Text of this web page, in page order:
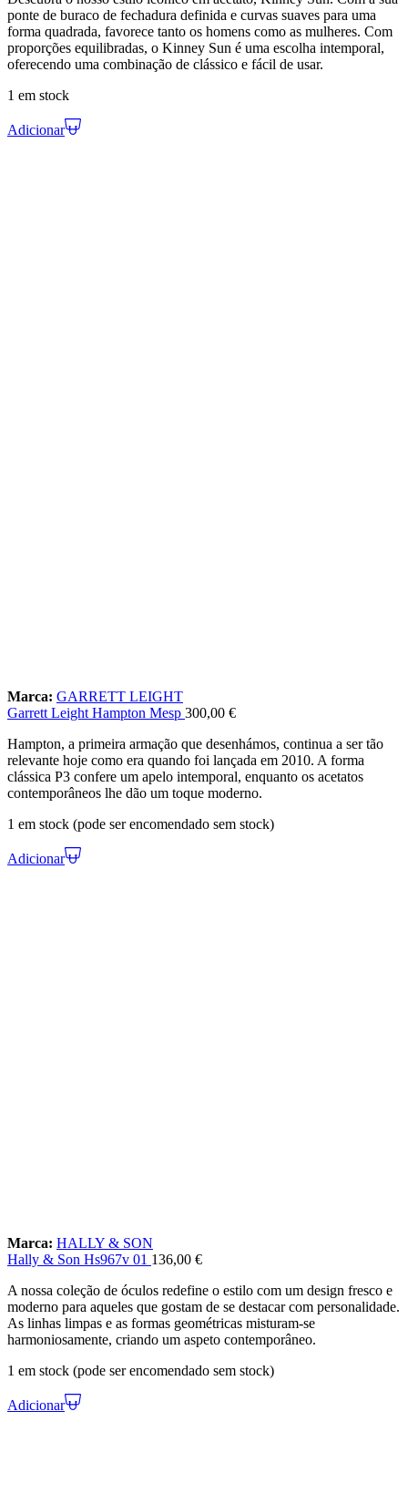
ponte de buraco de fechadura definida e curvas suaves para uma
forma quadrada, favorece tanto os homens como as mulheres. Com
proporções equilibradas, o Kinney Sun é uma escolha intemporal,
oferecendo uma combinação de clássico e fácil de usar.
1 em stock
Adicionar
Marca: GARRETT LEIGHT
Garrett Leight Hampton Mesp 300,00 €
Hampton, a primeira armação que desenhámos, continua a ser tão
relevante hoje como era quando foi lançada em 2010. A forma
clássica P3 confere um apelo intemporal, enquanto os acetatos
contemporâneos lhe dão um toque moderno.
1 em stock (pode ser encomendado sem stock)
Adicionar
Marca: HALLY & SON
Hally & Son Hs967v 01 136,00 €
A nossa coleção de óculos redefine o estilo com um design fresco e
moderno para aqueles que gostam de se destacar com personalidade.
As linhas limpas e as formas geométricas misturam-se
harmoniosamente, criando um aspeto contemporâneo.
1 em stock (pode ser encomendado sem stock)
Adicionar